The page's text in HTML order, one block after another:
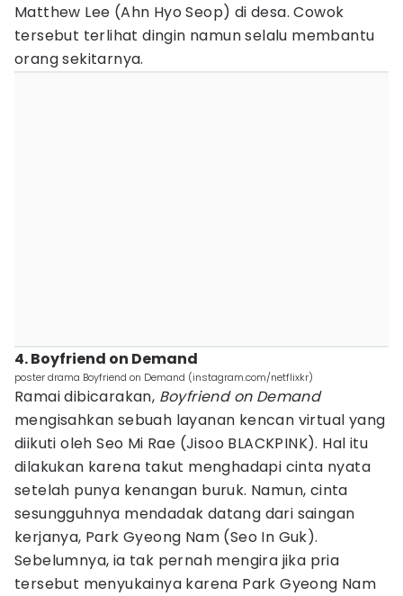
Matthew Lee (Ahn Hyo Seop) di desa. Cowok
tersebut terlihat dingin namun selalu membantu
orang sekitarnya.
4. Boyfriend on Demand
poster drama Boyfriend on Demand (instagram.com/netflixkr)
Ramai dibicarakan, Boyfriend on Demand
mengisahkan sebuah layanan kencan virtual yang
diikuti oleh Seo Mi Rae (Jisoo BLACKPINK). Hal itu
dilakukan karena takut menghadapi cinta nyata
setelah punya kenangan buruk. Namun, cinta
sesungguhnya mendadak datang dari saingan
kerjanya, Park Gyeong Nam (Seo In Guk).
Sebelumnya, ia tak pernah mengira jika pria
tersebut menyukainya karena Park Gyeong Nam